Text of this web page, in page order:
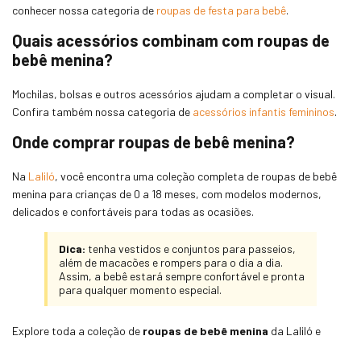
conhecer nossa categoria de roupas de festa para bebê.
Quais acessórios combinam com roupas de
bebê menina?
Mochilas, bolsas e outros acessórios ajudam a completar o visual.
Confira também nossa categoria de acessórios infantis femininos.
Onde comprar roupas de bebê menina?
Na Laliló, você encontra uma coleção completa de roupas de bebê
menina para crianças de 0 a 18 meses, com modelos modernos,
delicados e confortáveis para todas as ocasiões.
Dica: tenha vestidos e conjuntos para passeios,
além de macacões e rompers para o dia a dia.
Assim, a bebê estará sempre confortável e pronta
para qualquer momento especial.
Explore toda a coleção de roupas de bebê menina da Laliló e